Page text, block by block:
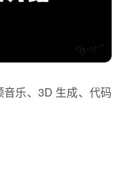
乐、3D 生成、代码